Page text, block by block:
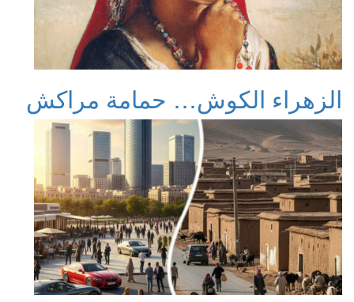
الزهراء الكوش… حمامة مراكش